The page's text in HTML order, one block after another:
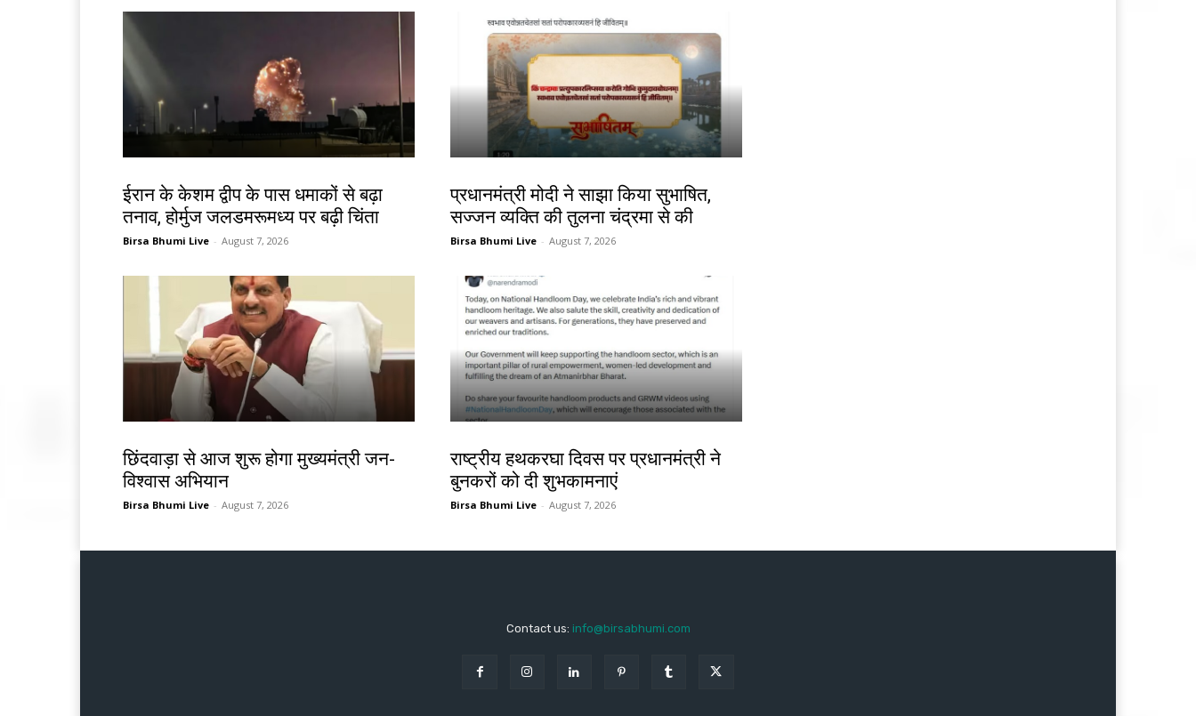
ईरान के केशम द्वीप के पास धमाकों से बढ़ा
तनाव, होर्मुज जलडमरूमध्य पर बढ़ी चिंता
Birsa Bhumi Live - August 7, 2026
प्रधानमंत्री मोदी ने साझा किया सुभाषित,
सज्जन व्यक्ति की तुलना चंद्रमा से की
Birsa Bhumi Live - August 7, 2026
छिंदवाड़ा से आज शुरू होगा मुख्यमंत्री जन-
विश्वास अभियान
Birsa Bhumi Live - August 7, 2026
राष्ट्रीय हथकरघा दिवस पर प्रधानमंत्री ने
बुनकरों को दी शुभकामनाएं
Birsa Bhumi Live - August 7, 2026
Contact us: info@birsabhumi.com